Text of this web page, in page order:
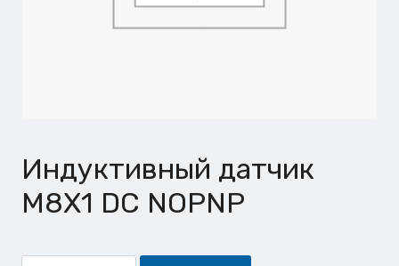
Индуктивный датчик
M8X1 DC NOPNP